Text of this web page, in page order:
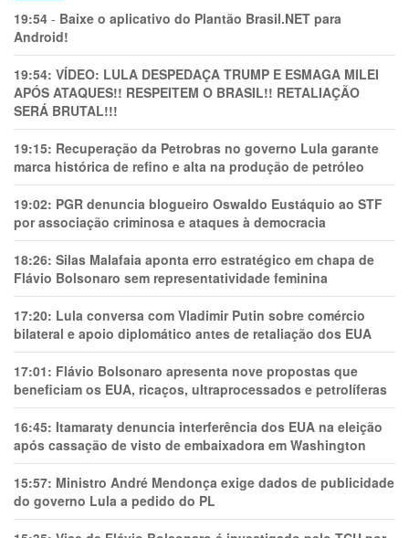
19:54 - Baixe o aplicativo do Plantão Brasil.NET para
Android!
19:54: VÍDEO: LULA DESPEDAÇA TRUMP E ESMAGA MILEI
APÓS ATAQUES!! RESPEITEM O BRASIL!! RETALIAÇÃO
SERÁ BRUTAL!!!
19:15: Recuperação da Petrobras no governo Lula garante
marca histórica de refino e alta na produção de petróleo
19:02: PGR denuncia blogueiro Oswaldo Eustáquio ao STF
por associação criminosa e ataques à democracia
18:26: Silas Malafaia aponta erro estratégico em chapa de
Flávio Bolsonaro sem representatividade feminina
17:20: Lula conversa com Vladimir Putin sobre comércio
bilateral e apoio diplomático antes de retaliação dos EUA
17:01: Flávio Bolsonaro apresenta nove propostas que
beneficiam os EUA, ricaços, ultraprocessados e petrolíferas
16:45: Itamaraty denuncia interferência dos EUA na eleição
após cassação de visto de embaixadora em Washington
15:57: Ministro André Mendonça exige dados de publicidade
do governo Lula a pedido do PL